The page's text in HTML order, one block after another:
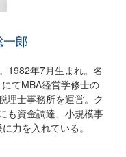
郎
1982年7月生まれ。名
てMBA経営学修士の
理士事務所を運営。ク
も資金調達、小規模事
力を入れている。